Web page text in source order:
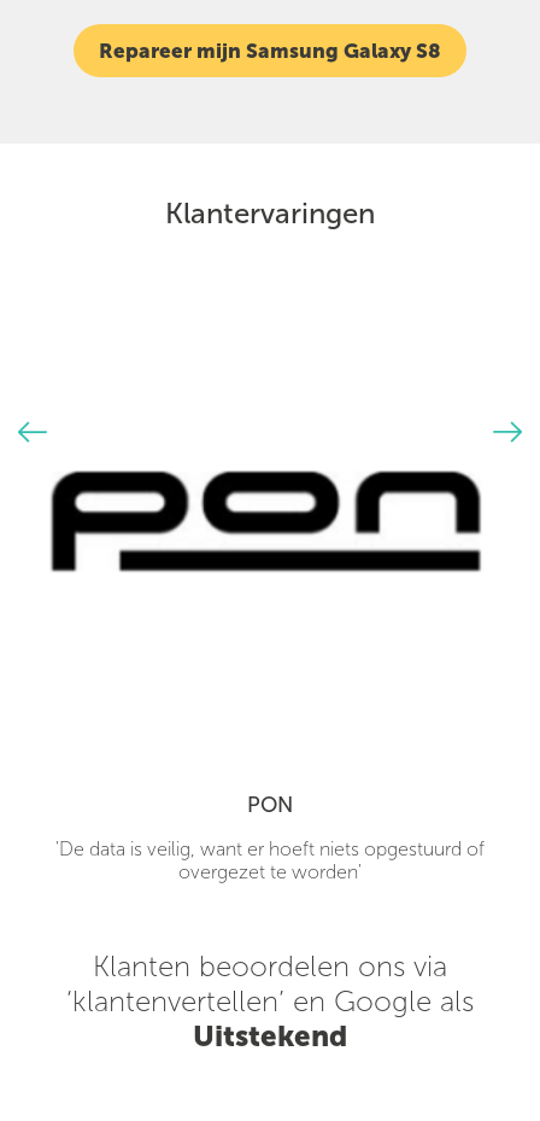
Repareer mijn Samsung Galaxy S8
Klantervaringen
PON
'De data is veilig, want er hoeft niets opgestuurd of
overgezet te worden'
Klanten beoordelen ons via
‘klantenvertellen’ en Google als
Uitstekend